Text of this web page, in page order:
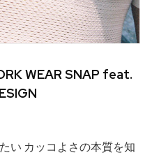
WEAR SNAP feat.
い カッコよさの本質を知